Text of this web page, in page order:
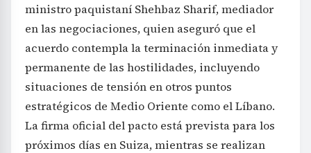
ministro paquistaní Shehbaz Sharif, mediador
en las negociaciones, quien aseguró que el
acuerdo contempla la terminación inmediata y
permanente de las hostilidades, incluyendo
situaciones de tensión en otros puntos
estratégicos de Medio Oriente como el Líbano.
La firma oficial del pacto está prevista para los
próximos días en Suiza, mientras se realizan